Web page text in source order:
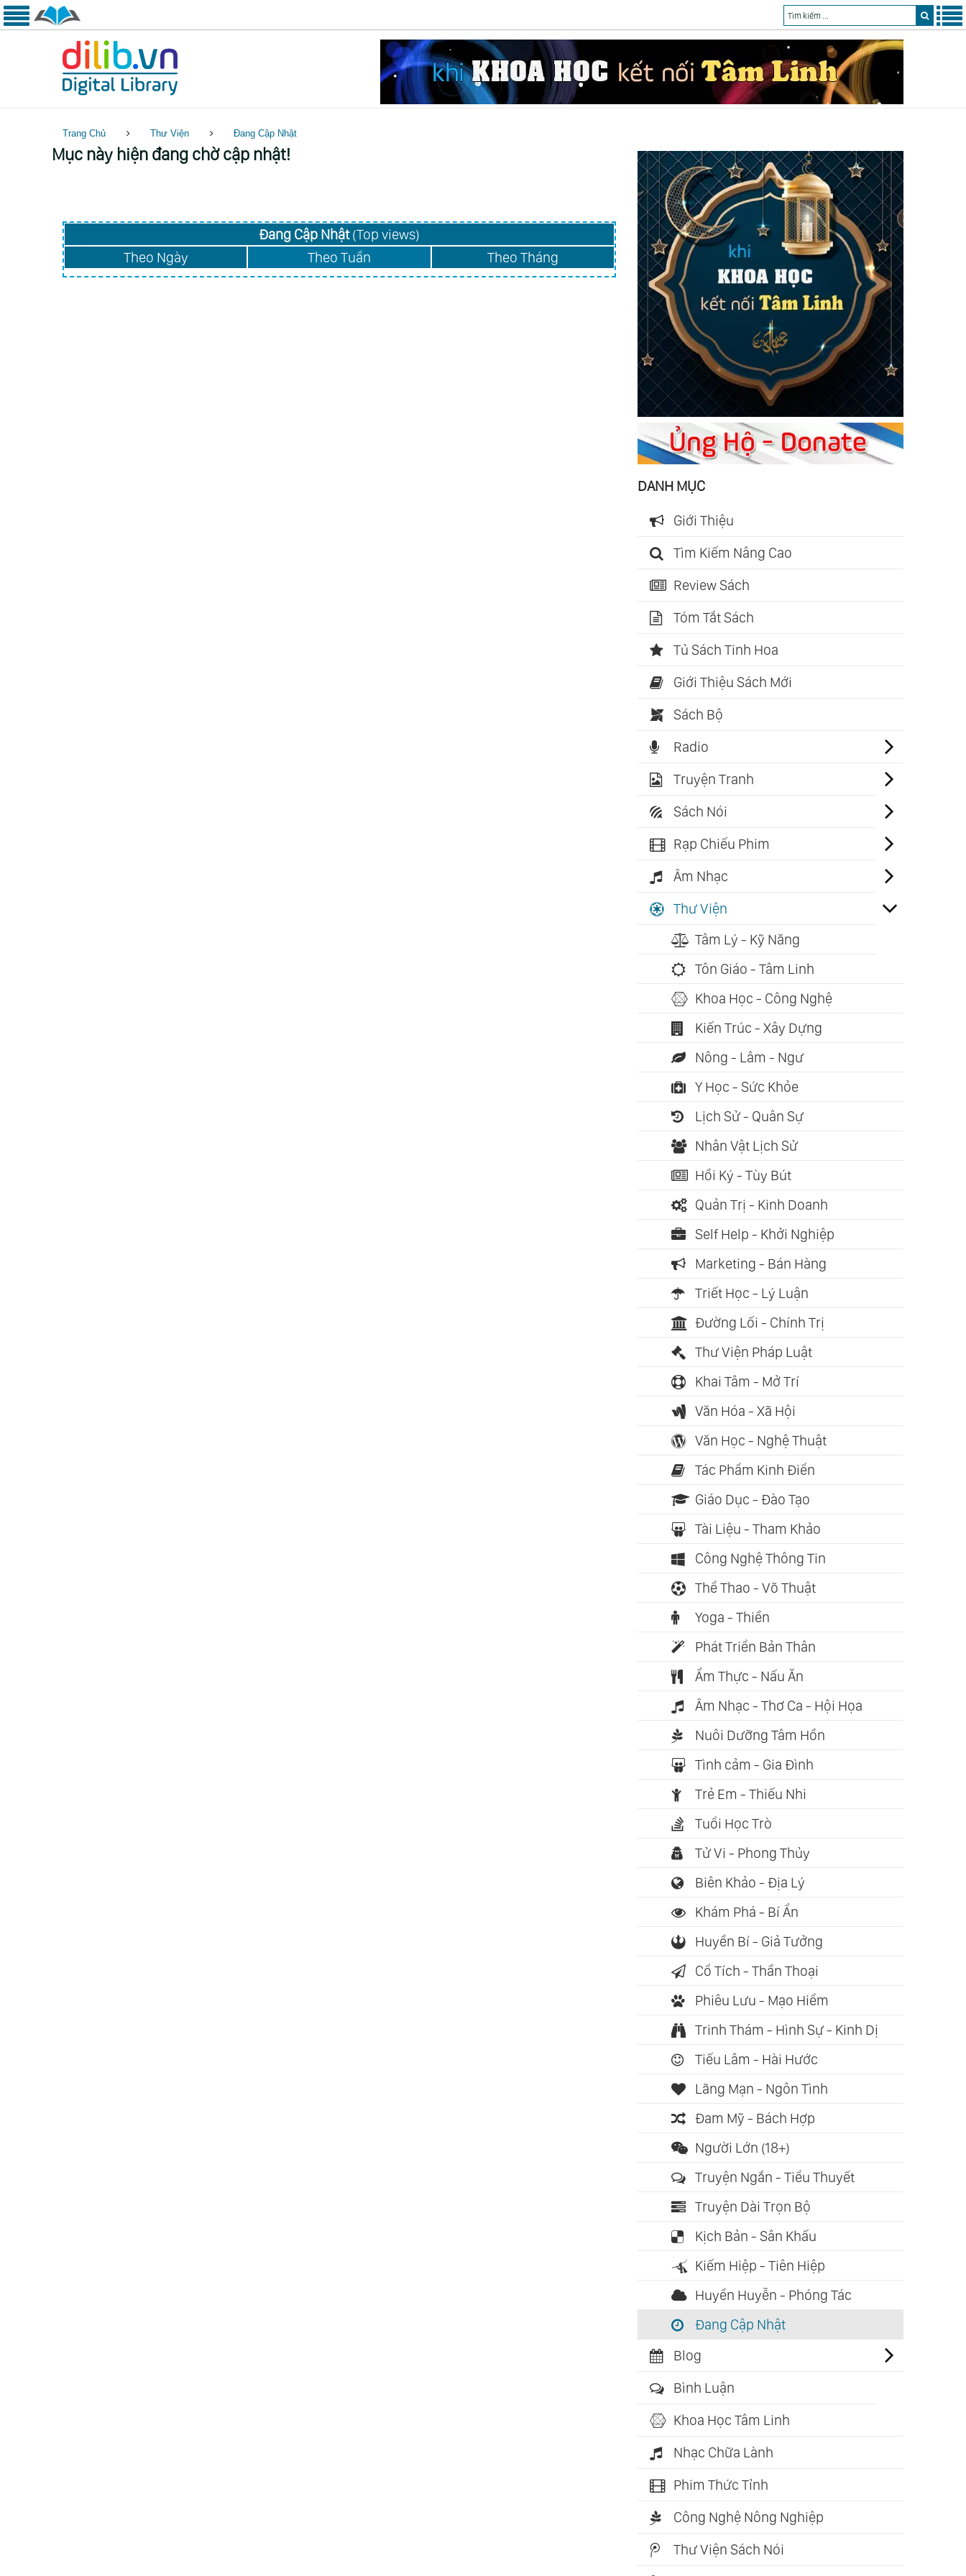
Trang Chủ Thư Viện Đang Cập Nhật
Mục này hiện đang chờ cập nhật!
Đang Cập Nhật(Top views)
Theo Ngày
Theo Tuần Theo Tháng
DANH MỤC
Giới Thiệu
Tìm Kiếm Nâng Cao
Review Sách
Tóm Tắt Sách
Tủ Sách Tinh Hoa
Giới Thiệu Sách Mới
Sách Bộ
Radio
Truyện Tranh
Sách Nói
Rạp Chiếu Phim
Âm Nhạc
Thư Viện
Tâm Lý - Kỹ Năng
Tôn Giáo - Tâm Linh
Khoa Học - Công Nghệ
Kiến Trúc - Xây Dựng
Nông - Lâm - Ngư
Y Học - Sức Khỏe
Lịch Sử - Quân Sự
Nhân Vật Lịch Sử
Hồi Ký - Tùy Bút
Quản Trị - Kinh Doanh
Self Help - Khởi Nghiệp
Marketing - Bán Hàng
Triết Học - Lý Luận
Đường Lối - Chính Trị
Thư Viện Pháp Luật
Khai Tâm - Mở Trí
Văn Hóa - Xã Hội
Văn Học - Nghệ Thuật
Tác Phẩm Kinh Điển
Giáo Dục - Đào Tạo
Tài Liệu - Tham Khảo
Công Nghệ Thông Tin
Thể Thao - Võ Thuật
Yoga - Thiền
Phát Triển Bản Thân
Ẩm Thực - Nấu Ăn
Âm Nhạc - Thơ Ca - Hội Họa
Nuôi Dưỡng Tâm Hồn
Tình cảm - Gia Đình
Trẻ Em - Thiếu Nhi
Tuổi Học Trò
Tử Vi - Phong Thủy
Biên Khảo - Địa Lý
Khám Phá - Bí Ẩn
Huyền Bí - Giả Tưởng
Cổ Tích - Thần Thoại
Phiêu Lưu - Mạo Hiểm
Trinh Thám - Hình Sự - Kinh Dị
Tiếu Lâm - Hài Hước
Lãng Mạn - Ngôn Tình
Đam Mỹ - Bách Hợp
Người Lớn (18+)
Truyện Ngắn - Tiểu Thuyết
Truyện Dài Trọn Bộ
Kịch Bản - Sân Khấu
Kiếm Hiệp - Tiên Hiệp
Huyền Huyễn - Phóng Tác
Đang Cập Nhật
Blog
Bình Luận
Khoa Học Tâm Linh
Nhạc Chữa Lành
Phim Thức Tỉnh
Công Nghệ Nông Nghiệp
Thư Viện Sách Nói